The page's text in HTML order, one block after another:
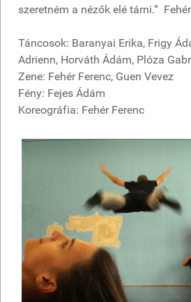
szeretném a nézők elé tárni.“
Táncosok: Baranyai Erika, Frigy
Adrienn, Horváth Ádám, Plóza
Zene: Fehér Ferenc, Guen Vevez
Fény: Fejes Ádám
Koreográfia: Fehér Ferenc